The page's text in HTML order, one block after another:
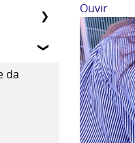
da
Ouvir